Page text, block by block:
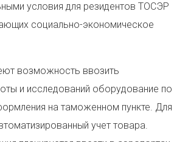
условия для резидентов ТОСЭР
социально-экономическое
возможность ввозить
и исследований оборудование по
на таможенном пункте. Для
учет товара.